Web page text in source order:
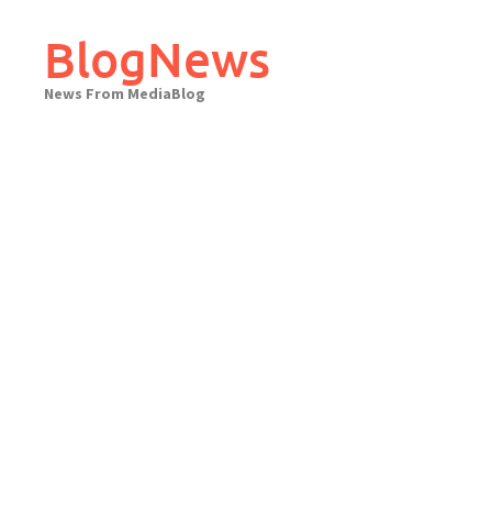
contentBlogNews
News From MediaBlog